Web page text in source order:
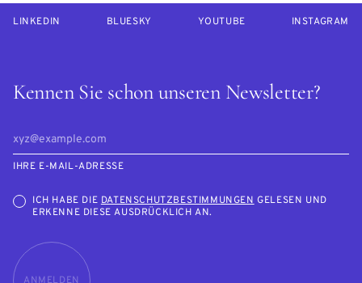
Kennen Sie schon unseren Newsletter?
IHRE E-MAIL-ADRESSE
ICH HABE DIEDATENSCHUTZBESTIMMUNGENGELESEN UND
ERKENNE DIESE AUSDRÜCKLICH AN.
ANMELDEN
LINKEDIN BLUESKY YOUTUBE INSTAGRAM